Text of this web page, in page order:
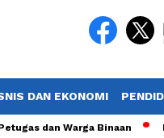
DAN EKONOMI
dan Warga Binaan